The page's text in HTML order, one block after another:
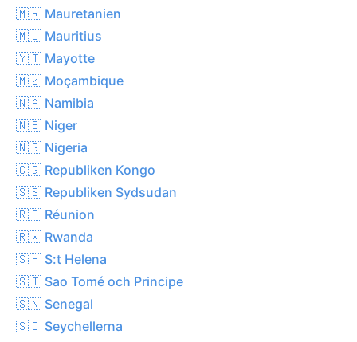
🇲🇷 Mauretanien
🇲🇺 Mauritius
🇾🇹 Mayotte
🇲🇿 Moçambique
🇳🇦 Namibia
🇳🇪 Niger
🇳🇬 Nigeria
🇨🇬 Republiken Kongo
🇸🇸 Republiken Sydsudan
🇷🇪 Réunion
🇷🇼 Rwanda
🇸🇭 S:t Helena
🇸🇹 Sao Tomé och Principe
🇸🇳 Senegal
🇸🇨 Seychellerna